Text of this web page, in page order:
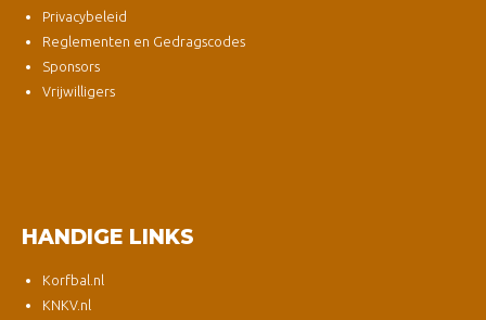
Privacybeleid
Reglementen en Gedragscodes
Sponsors
Vrijwilligers
HANDIGE LINKS
Korfbal.nl
KNKV.nl